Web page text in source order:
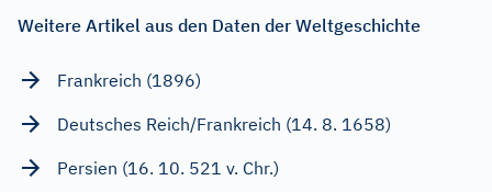
Weitere Artikel aus den Daten der Weltgeschichte
Frankreich (1896)
Deutsches Reich/Frankreich (14. 8. 1658)
Persien (16. 10. 521 v. Chr.)